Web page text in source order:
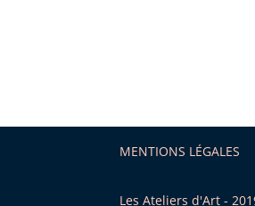
MENTIONS LÉGALES
Les Ateliers d'Art -